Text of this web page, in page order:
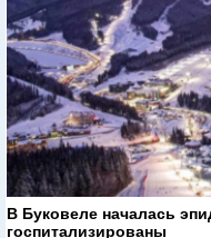
В Буковеле началась
госпитализированы